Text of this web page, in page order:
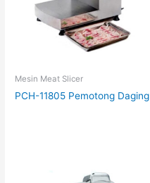
Mesin Meat Slicer
PCH-11805 Pemotong Daging